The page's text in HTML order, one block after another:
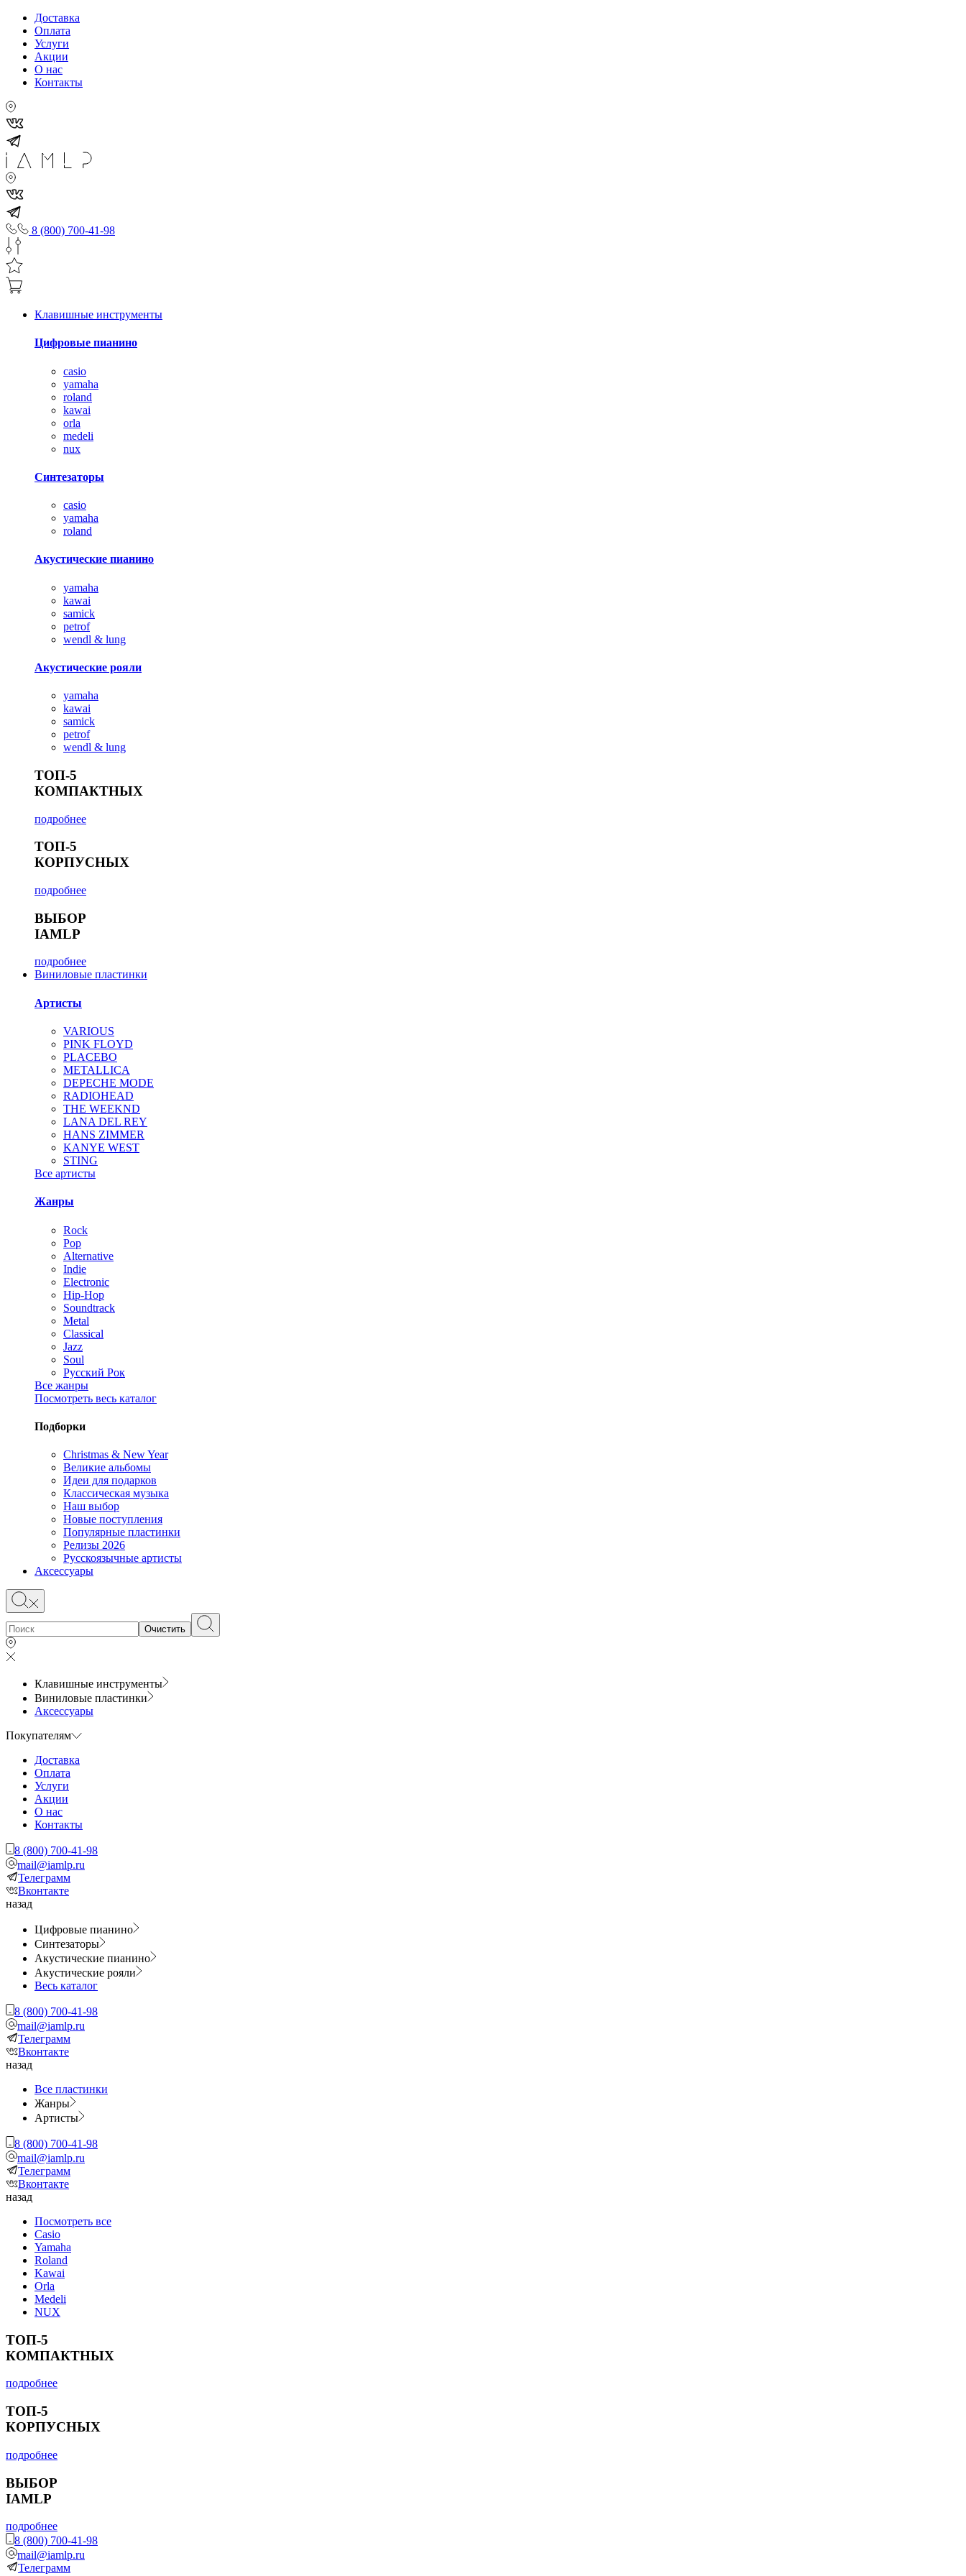
Доставка
Оплата
Услуги
Акции
О нас
Контакты
8 (800) 700-41-98
Клавишные инструменты
Цифровые пианино
casio
yamaha
roland
kawai
orla
medeli
nux
Синтезаторы
casio
yamaha
roland
Акустические пианино
yamaha
kawai
samick
petrof
wendl & lung
Акустические рояли
yamaha
kawai
samick
petrof
wendl & lung
ТОП-5
КОМПАКТНЫХ
подробнее
ТОП-5
КОРПУСНЫХ
подробнее
ВЫБОР
IAMLP
подробнее
Виниловые пластинки
Артисты
VARIOUS
PINK FLOYD
PLACEBO
METALLICA
DEPECHE MODE
RADIOHEAD
THE WEEKND
LANA DEL REY
HANS ZIMMER
KANYE WEST
STING
Все артисты
Жанры
Rock
Pop
Alternative
Indie
Electronic
Hip-Hop
Soundtrack
Metal
Classical
Jazz
Soul
Русский Рок
Все жанры
Посмотреть весь каталог
Подборки
Christmas & New Year
Великие альбомы
Идеи для подарков
Классическая музыка
Наш выбор
Новые поступления
Популярные пластинки
Релизы 2026
Русскоязычные артисты
Аксессуары
Очистить
Клавишные инструменты
Виниловые пластинки
Аксессуары
Покупателям
Доставка
Оплата
Услуги
Акции
О нас
Контакты
8 (800) 700-41-98
mail@iamlp.ru
Телеграмм
Вконтакте
назад
Цифровые пианино
Синтезаторы
Акустические пианино
Акустические рояли
Весь каталог
8 (800) 700-41-98
mail@iamlp.ru
Телеграмм
Вконтакте
назад
Все пластинки
Жанры
Артисты
8 (800) 700-41-98
mail@iamlp.ru
Телеграмм
Вконтакте
назад
Посмотреть все
Casio
Yamaha
Roland
Kawai
Orla
Medeli
NUX
ТОП-5
КОМПАКТНЫХ
подробнее
ТОП-5
КОРПУСНЫХ
подробнее
ВЫБОР
IAMLP
подробнее
8 (800) 700-41-98
mail@iamlp.ru
Телеграмм